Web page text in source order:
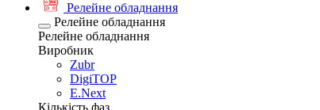
Релейне обладнання
Релейне обладнання
Релейне обладнання
Виробник
Zubr
DigiTOP
E.Next
Кількість фаз